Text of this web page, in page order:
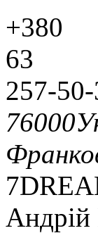
+380
63
257-
76000